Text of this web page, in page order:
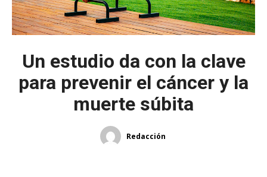
Un estudio da con la clave
para prevenir el cáncer y la
muerte súbita
Redacción